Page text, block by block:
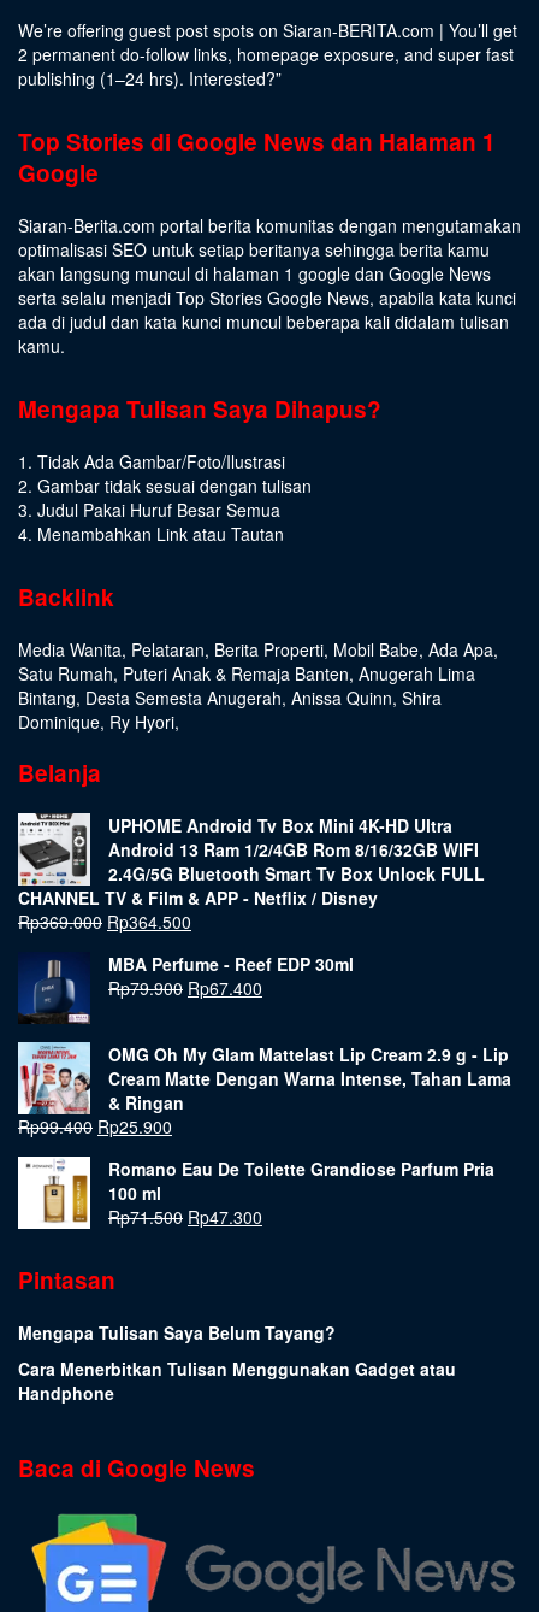
We’re offering guest post spots on Siaran-BERITA.com | You’ll get
2 permanent do-follow links, homepage exposure, and super fast
publishing (1–24 hrs). Interested?”
Top Stories di Google News dan Halaman 1
Google
Siaran-Berita.com portal berita komunitas dengan mengutamakan
optimalisasi SEO untuk setiap beritanya sehingga berita kamu
akan langsung muncul di halaman 1 google dan Google News
serta selalu menjadi Top Stories Google News, apabila kata kunci
ada di judul dan kata kunci muncul beberapa kali didalam tulisan
kamu.
Mengapa Tulisan Saya Dihapus?
1. Tidak Ada Gambar/Foto/Ilustrasi
2. Gambar tidak sesuai dengan tulisan
3. Judul Pakai Huruf Besar Semua
4. Menambahkan Link atau Tautan
Backlink
Media Wanita, Pelataran, Berita Properti, Mobil Babe, Ada Apa,
Satu Rumah, Puteri Anak & Remaja Banten, Anugerah Lima
Bintang, Desta Semesta Anugerah, Anissa Quinn, Shira
Dominique, Ry Hyori,
Belanja
UPHOME Android Tv Box Mini 4K-HD Ultra
Android 13 Ram 1/2/4GB Rom 8/16/32GB WIFI
2.4G/5G Bluetooth Smart Tv Box Unlock FULL
CHANNEL TV & Film & APP - Netflix / Disney
Rp369.000 Rp364.500
MBA Perfume - Reef EDP 30ml
Rp79.900 Rp67.400
OMG Oh My Glam Mattelast Lip Cream 2.9 g - Lip
Cream Matte Dengan Warna Intense, Tahan Lama
& Ringan
Rp99.400 Rp25.900
Romano Eau De Toilette Grandiose Parfum Pria
100 ml
Rp71.500 Rp47.300
Pintasan
Mengapa Tulisan Saya Belum Tayang?
Cara Menerbitkan Tulisan Menggunakan Gadget atau
Handphone
Baca di Google News